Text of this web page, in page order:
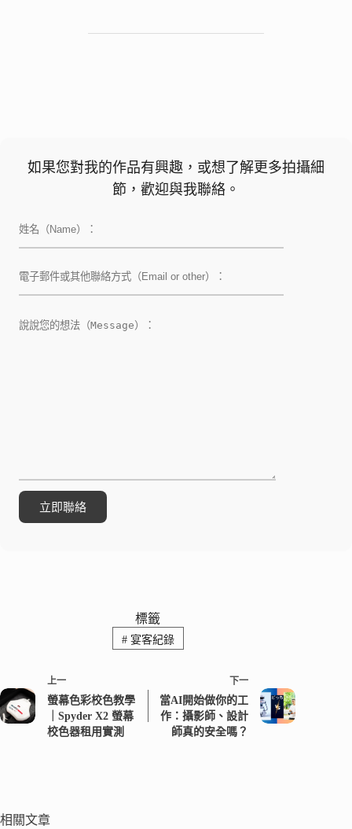
如果您對我的作品有興趣，或想了解更多拍攝細
節，歡迎與我聯絡。
標籤
#宴客紀錄
上一
螢幕色彩校色教學
｜Spyder X2 螢幕
校色器租用實測
下一
當AI開始做你的工
作：攝影師、設計
師真的安全嗎？
相關文章